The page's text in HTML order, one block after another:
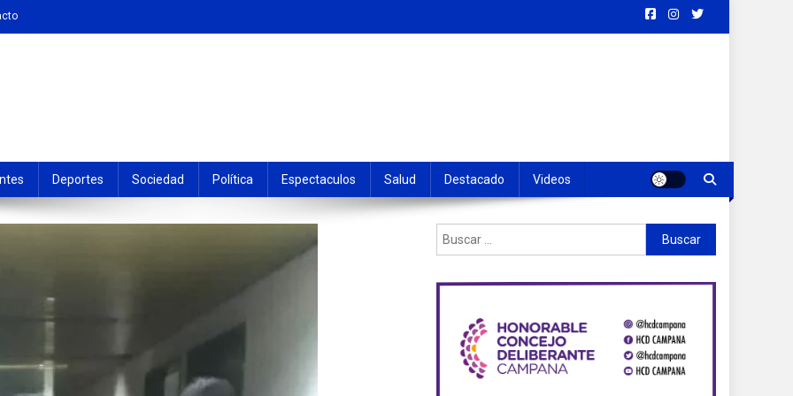
Deportes Sociedad Política Espectaculos Salud Destacado Videos
Buscar: